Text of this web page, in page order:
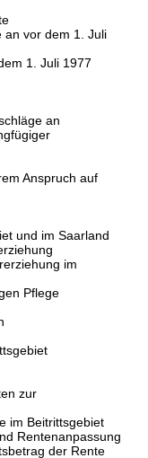
vor dem 1. Juli
1. Juli 1977
an
Anspruch auf
und im Saarland
im
Pflege
zur
Beitrittsgebiet
Rentenanpassung
der Rente